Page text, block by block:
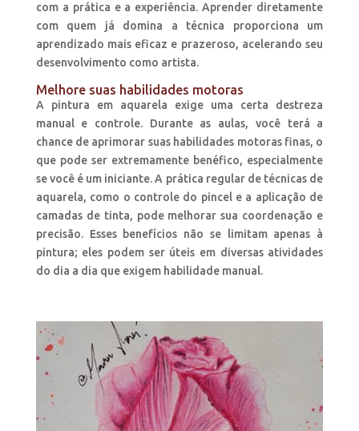
com a prática e a experiência. Aprender diretamente
com quem já domina a técnica proporciona um
aprendizado mais eficaz e prazeroso, acelerando seu
desenvolvimento como artista.
Melhore suas habilidades motoras
A pintura em aquarela exige uma certa destreza
manual e controle. Durante as aulas, você terá a
chance de aprimorar suas habilidades motoras finas, o
que pode ser extremamente benéfico, especialmente
se você é um iniciante. A prática regular de técnicas de
aquarela, como o controle do pincel e a aplicação de
camadas de tinta, pode melhorar sua coordenação e
precisão. Esses benefícios não se limitam apenas à
pintura; eles podem ser úteis em diversas atividades
do dia a dia que exigem habilidade manual.